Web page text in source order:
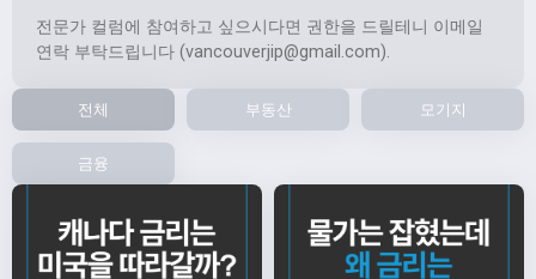
전문가 컬럼에 참여하고 싶으시다면 권한을 드릴테니 이메일
연락 부탁드립니다 (vancouverjip@gmail.com).
전체 부동산 모기지
금융